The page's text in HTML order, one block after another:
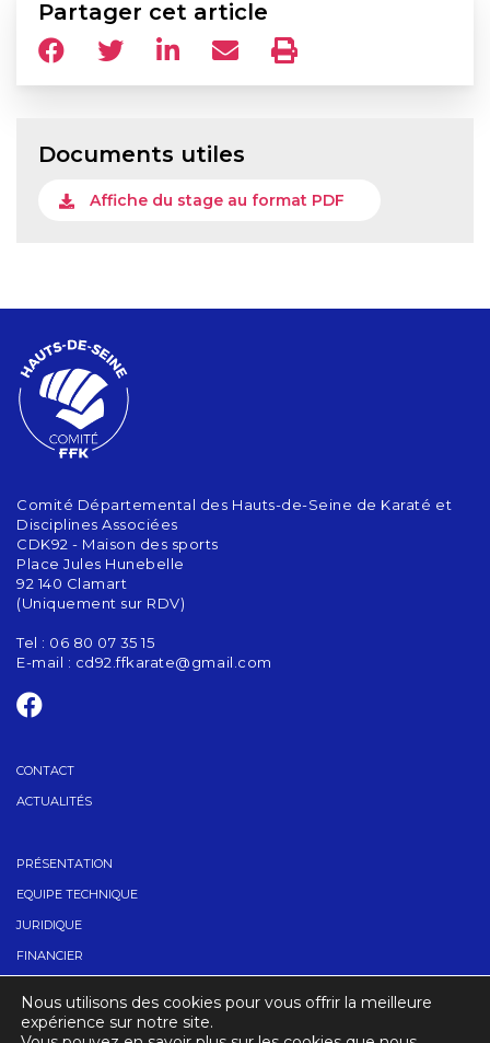
Partager cet article
Documents utiles
Affiche du stage au format PDF
Comité Départemental des Hauts-de-Seine de Karaté et
Disciplines Associées
CDK92 - Maison des sports
Place Jules Hunebelle
92 140 Clamart
(Uniquement sur RDV)
Tel : 06 80 07 35 15
E-mail : cd92.ffkarate@gmail.com
CONTACT
ACTUALITÉS
PRÉSENTATION
EQUIPE TECHNIQUE
JURIDIQUE
FINANCIER
CONTACT
Nous utilisons des cookies pour vous offrir la meilleure
expérience sur notre site.